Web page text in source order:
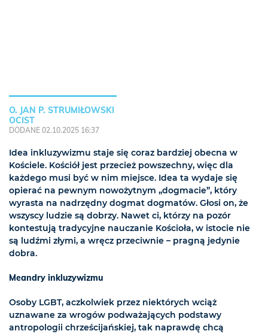
O. JAN P. STRUMIŁOWSKI
OCIST
DODANE 02.10.2025 16:37
Idea inkluzywizmu staje się coraz bardziej obecna w
Kościele. Kościół jest przecież powszechny, więc dla
każdego musi być w nim miejsce. Idea ta wydaje się
opierać na pewnym nowożytnym „dogmacie”, który
wyrasta na nadrzędny dogmat dogmatów. Głosi on, że
wszyscy ludzie są dobrzy. Nawet ci, którzy na pozór
kontestują tradycyjne nauczanie Kościoła, w istocie nie
są ludźmi złymi, a wręcz przeciwnie – pragną jedynie
dobra.
Meandry inkluzywizmu
Osoby LGBT, aczkolwiek przez niektórych wciąż
uznawane za wrogów podważających podstawy
antropologii chrześcijańskiej, tak naprawdę chcą